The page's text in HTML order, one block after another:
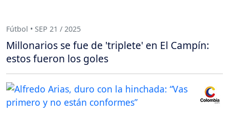
Fútbol • SEP 21 / 2025
Millonarios se fue de 'triplete' en El Campín:
estos fueron los goles